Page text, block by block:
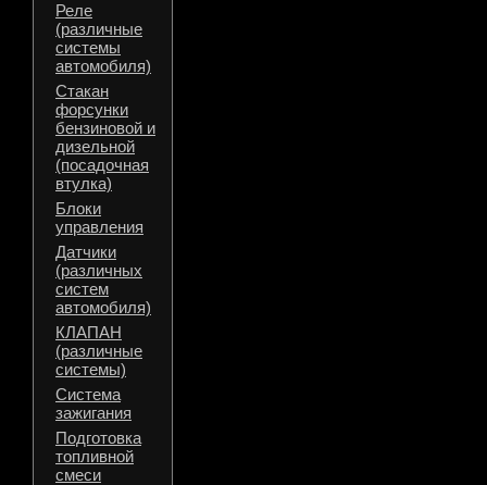
Реле
(различные
системы
автомобиля)
Стакан
форсунки
бензиновой и
дизельной
(посадочная
втулка)
Блоки
управления
Датчики
(различных
систем
автомобиля)
КЛАПАН
(различные
системы)
Система
зажигания
Подготовка
топливной
смеси